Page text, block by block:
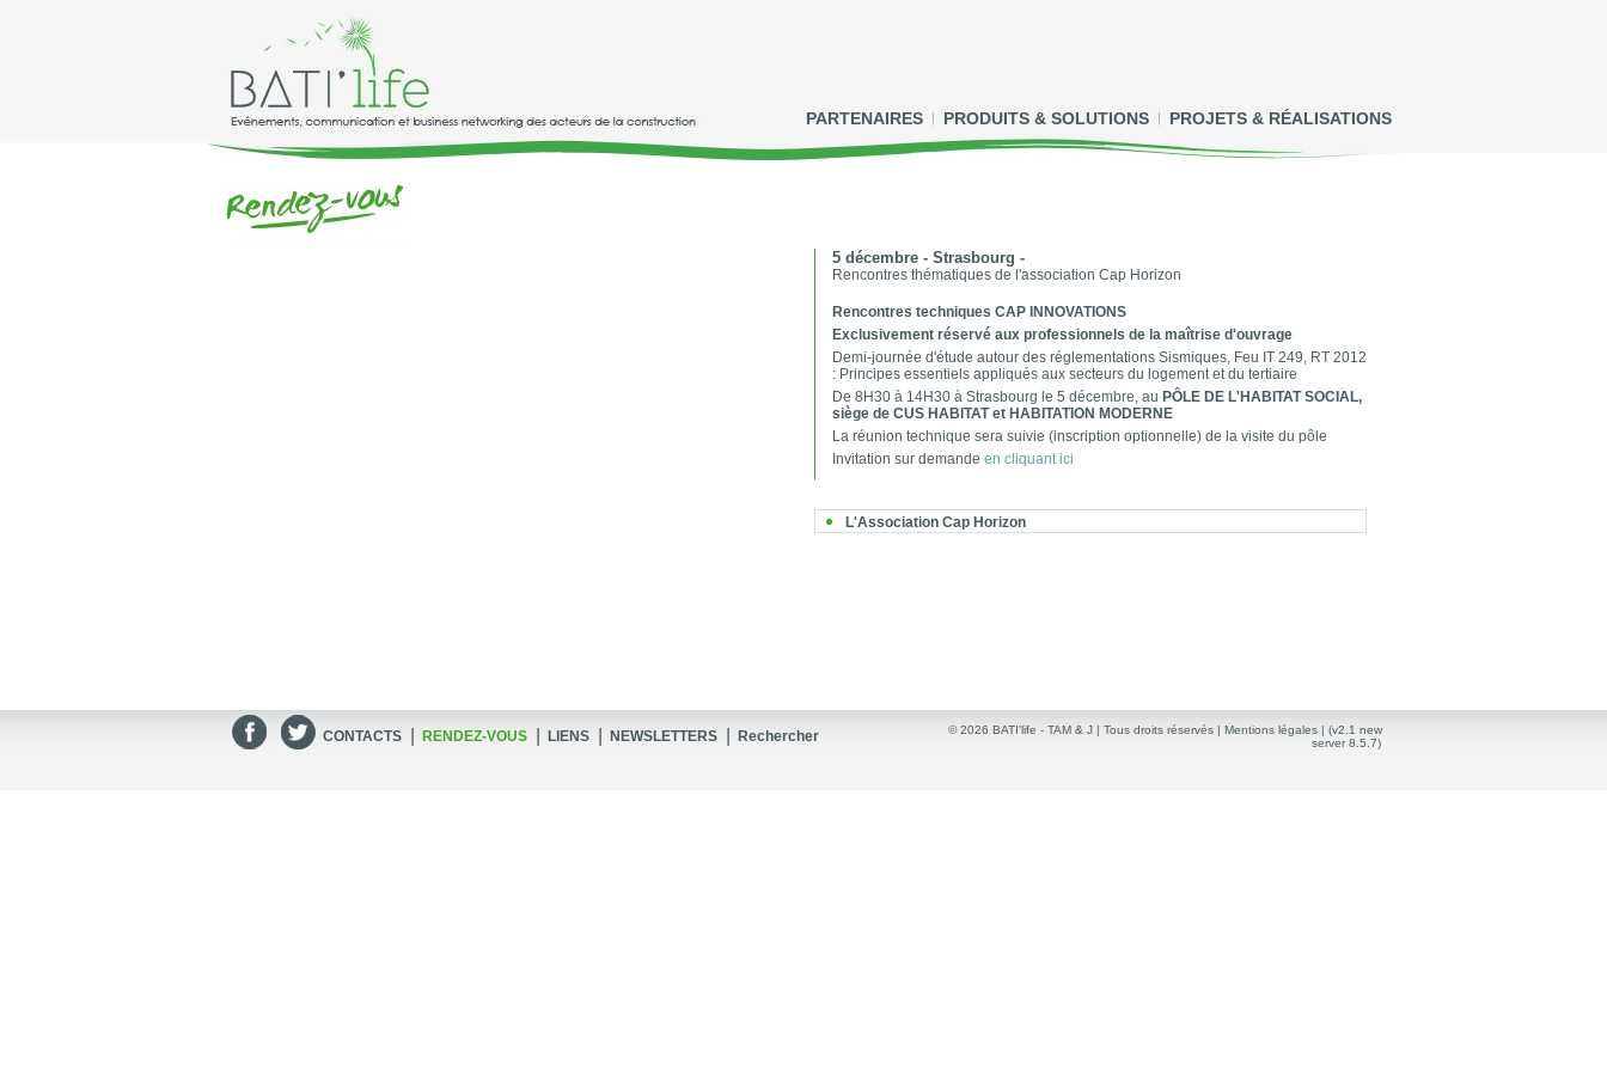
PARTENAIRES PRODUITS & SOLUTIONS PROJETS & RÉALISATIONS
5 décembre - Strasbourg -
Rencontres thématiques de l'association Cap Horizon
Rencontres techniques CAP INNOVATIONS
Exclusivement réservé aux professionnels de la maîtrise d'ouvrage
Demi-journée d'étude autour des réglementations Sismiques, Feu IT 249, RT 2012
: Principes essentiels appliqués aux secteurs du logement et du tertiaire
De 8H30 à 14H30 à Strasbourg le 5 décembre, au PÔLE DE L'HABITAT SOCIAL,
siège de CUS HABITAT et HABITATION MODERNE
La réunion technique sera suivie (inscription optionnelle) de la visite du pôle
Invitation sur demande en cliquant ici
L'Association Cap Horizon
CONTACTS RENDEZ-VOUS LIENS NEWSLETTERS Rechercher © 2026 BATI'life - TAM & J | Tous droits réservés | Mentions légales | (v2.1 new
server 8.5.7)